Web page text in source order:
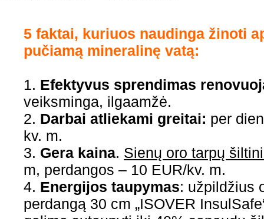
5 faktai, kuriuos naudinga žinoti
pučiamą mineralinę vatą:
1. Efektyvus sprendimas
veiksminga, ilgaamžė.
2. Darbai atliekami greitai: per
kv. m.
3. Gera kaina. Sienų oro tarpų
m, perdangos – 10 EUR/kv. m.
4. Energijos taupymas: užpildžius
perdangą 30 cm „ISOVER